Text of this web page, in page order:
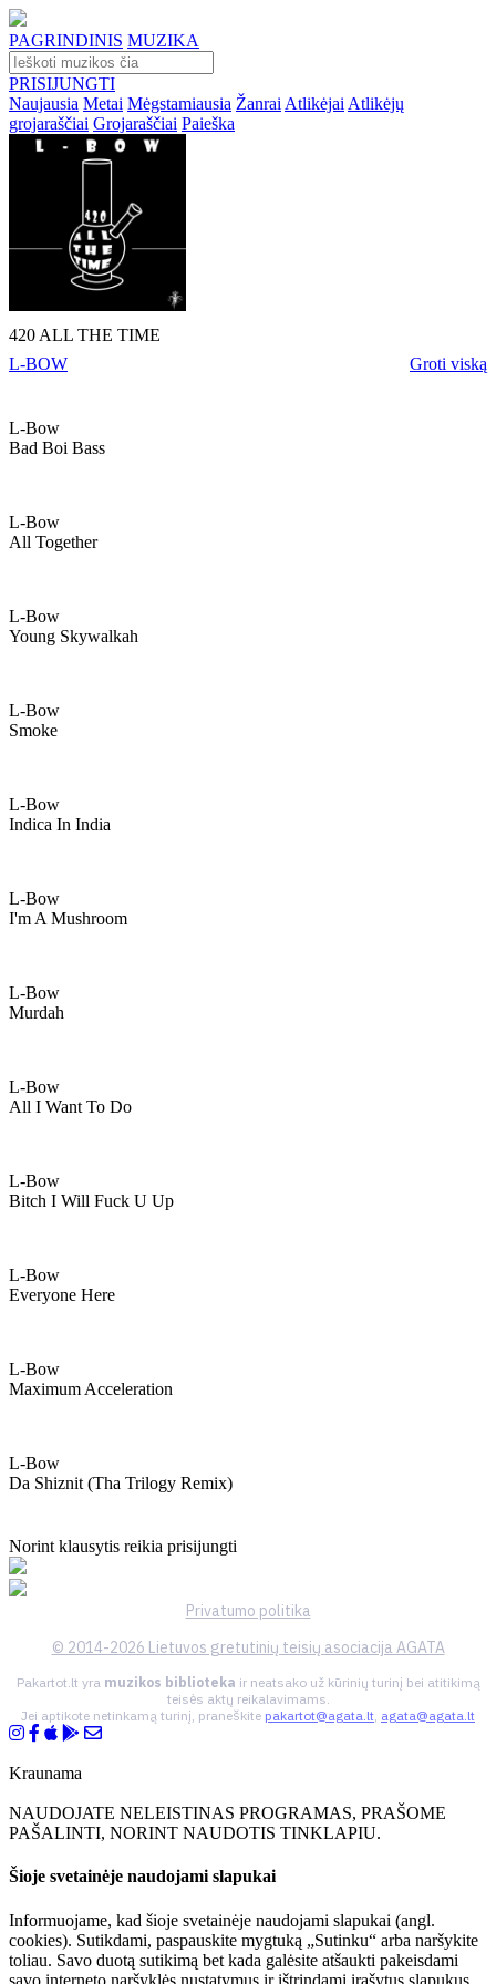
PAGRINDINIS MUZIKA
PRISIJUNGTI
Naujausia Metai Mėgstamiausia Žanrai Atlikėjai Atlikėjų
grojaraščiai Grojaraščiai Paieška
420 ALL THE TIME
L-BOW
Groti viską
L-Bow
Bad Boi Bass
L-Bow
All Together
L-Bow
Young Skywalkah
L-Bow
Smoke
L-Bow
Indica In India
L-Bow
I'm A Mushroom
L-Bow
Murdah
L-Bow
All I Want To Do
L-Bow
Bitch I Will Fuck U Up
L-Bow
Everyone Here
L-Bow
Maximum Acceleration
L-Bow
Da Shiznit (tha Trilogy Remix)
Norint klausytis reikia prisijungti
Privatumo politika
© 2014-2026 Lietuvos gretutinių teisių asociacija AGATA
Pakartot.lt yra muzikos biblioteka ir neatsako už kūrinių turinį bei atitikimą
teisės aktų reikalavimams.
Jei aptikote netinkamą turinį, praneškite pakartot@agata.lt, agata@agata.lt
Kraunama
NAUDOJATE NELEISTINAS PROGRAMAS, PRAŠOME
PAŠALINTI, NORINT NAUDOTIS TINKLAPIU.
Šioje svetainėje naudojami slapukai
Informuojame, kad šioje svetainėje naudojami slapukai (angl.
cookies). Sutikdami, paspauskite mygtuką „Sutinku“ arba naršykite
toliau. Savo duotą sutikimą bet kada galėsite atšaukti pakeisdami
savo interneto naršyklės nustatymus ir ištrindami įrašytus slapukus.